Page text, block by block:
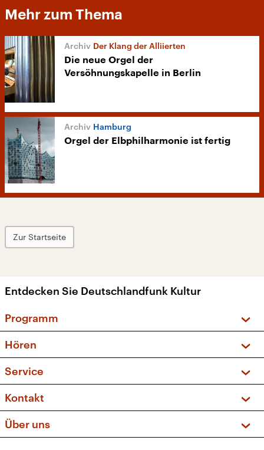
Mehr zum Thema
Der Klang der Alliierten
Die neue Orgel der
Versöhnungskapelle in Berlin
Hamburg
Orgel der Elbphilharmonie ist fertig
Zur Startseite
Entdecken Sie Deutschlandfunk Kultur
Programm
Sendungen und Podcasts
Musikliste
Kakadu – Das Kinderprogramm
Hören
Frequenzen (UKW + DAB+)
Service
FAQ
Apps
Newsletter
Kontakt
Social Media
Über uns